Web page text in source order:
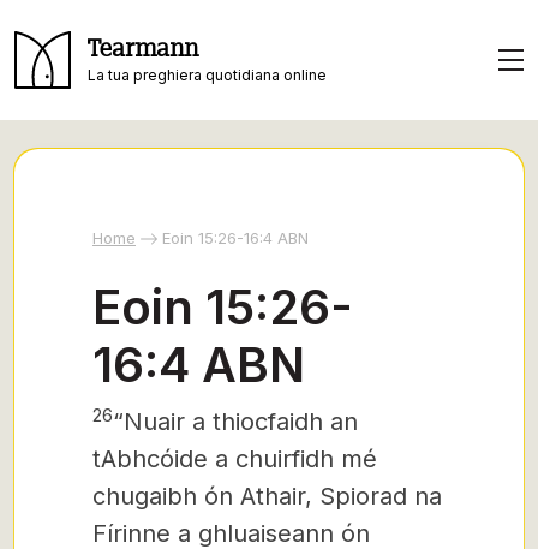
Tearmann
La tua preghiera quotidiana online
Home Eoin 15:26-16:4 ABN
Eoin 15:26-
16:4 ABN
26“Nuair a thiocfaidh an
tAbhcóide a chuirfidh mé
chugaibh ón Athair, Spiorad na
Fírinne a ghluaiseann ón